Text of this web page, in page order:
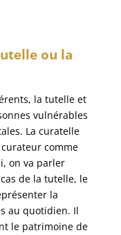
ou la
la tutelle et
vulnérables
La curatelle
comme
on va parler
de la tutelle, le
la
au quotidien. Il
le patrimoine de